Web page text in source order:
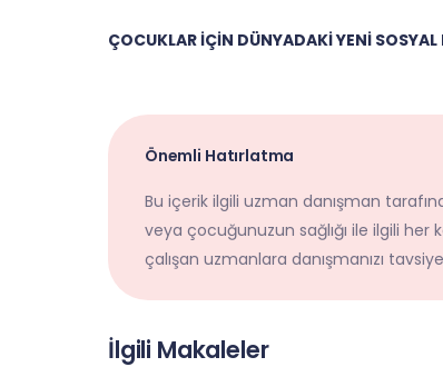
ÇOCUKLAR İÇİN DÜNYADAKİ YENİ SOSYAL
Önemli Hatırlatma
Bu içerik ilgili uzman danışman
veya çocuğunuzun sağlığı ile ilgili
çalışan uzmanlara danışmanızı
İlgili Makaleler